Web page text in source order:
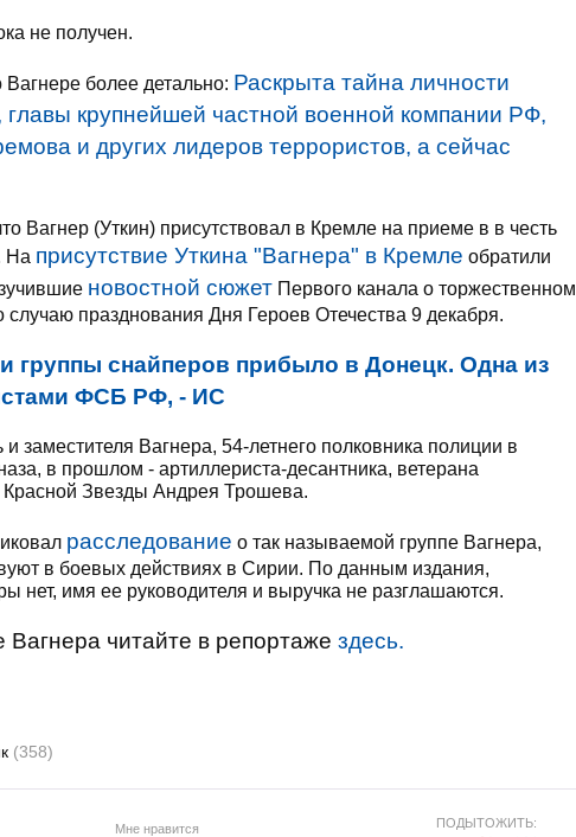
не получен.
Вагнере более детально: Раскрыта тайна личности
крупнейшей частной военной компании РФ,
и других лидеров террористов, а сейчас
Вагнер (Уткин) присутствовал в Кремле на приеме в в честь
На присутствие Уткина "Вагнера" в Кремле обратили
новостной сюжет Первого канала о торжественном
празднования Дня Героев Отечества 9 декабря.
группы снайперов прибыло в Донецк. Одна из
ФСБ РФ, - ИС
заместителя Вагнера, 54-летнего полковника полиции в
в прошлом - артиллериста-десантника, ветерана
Звезды Андрея Трошева.
расследование о так называемой группе Вагнера,
в боевых действиях в Сирии. По данным издания,
нет, имя ее руководителя и выручка не разглашаются.
читайте в репортаже здесь.
(358)
Мне нравится ПОДЫТОЖИТЬ: